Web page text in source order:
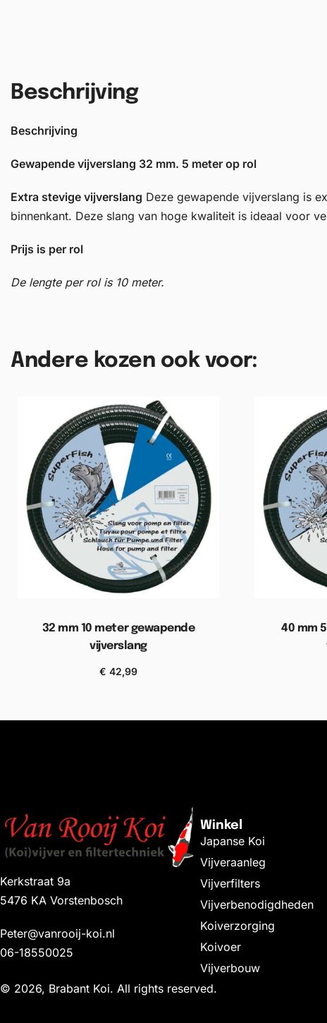
Beschrijving
Beschrijving
Gewapende vijverslang 32 mm. 5 meter op rol
Extra stevige vijverslang Deze gewapende vijverslang is
binnenkant. Deze slang van hoge kwaliteit is ideaal voor
Prijs is per rol
De lengte per rol is 10 meter.
Andere kozen ook voor:
32 mm 10 meter gewapende
vijverslang
€ 42,99
40 mm
Kerkstraat 9a
5476 KA Vorstenbosch
Peter@vanrooij-koi.nl
06-18550025
Winkel
Japanse Koi
Vijveraanleg
Vijverfilters
Vijverbenodigdheden
Koiverzorging
Koivoer
Vijverbouw
© 2026, Brabant Koi. All rights reserved.